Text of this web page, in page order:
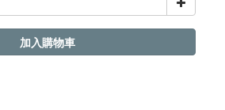
加入購物車